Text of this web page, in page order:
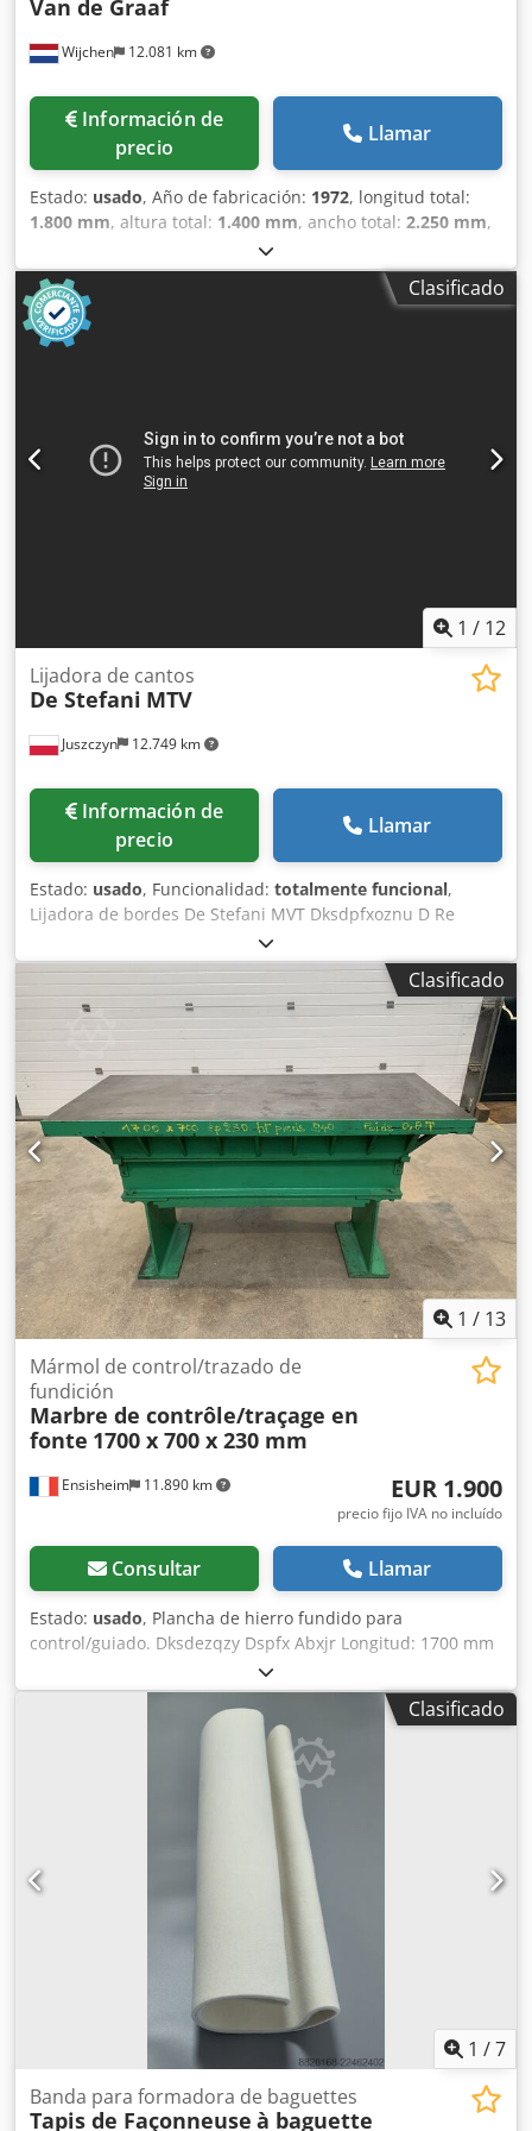
Wijchen 12.081 km
Van de Graaf
Información de
precio
Llamar
Estado: usado, Año de fabricación: 1972, longitud total:
1.800 mm, altura total: 1.400 mm, ancho total: 2.250 mm,
Color: Verde Peso en vacío: 2000 kg Precio: Consultar - Año
de fabricación: 1972 - Documentación disponible: No -
Certificado CE: No Dedozm N Riopfx Abxjkr - Sistema de
control: Convencional - Dimensiones de transporte: 1800
mm x 2250 mm x 1400 mm (largo x ancho x alto) - Peso de
deducible para las empresas Entrega y aceptación de
vehículos usados posibles en cualquier momento para
todos los productos de la industria Lukas van Rossum
Clasificado
1 / 12
Juszczyn 12.749 km
Lijadora de cantos
De Stefani MTV
Información de
precio
Llamar
Estado: usado, Funcionalidad: totalmente funcional,
Lijadora de bordes De Stefani MVT Dksdpfxoznu D Re
Abxor 1 unidad de lijado Altura máxima de la pieza: 100
mm Motor de la unidad de lijado: 2,5 kW Unidad de lijado
con sistema de autoafilado Ajuste manual de la unidad de
lijado Ajuste manual del ángulo de la unidad Unidad de
lijado con oscilación Velocidad de avance regulable
mediante variador Motor de avance de 0,74 kW
Clasificado
1 / 13
Ensisheim 11.890 km
Mármol de control/trazado de
fundición
Marbre de contrôle/traçage en
fonte 1700 x 700 x 230 mm
EUR 1.900
precio fijo IVA no incluído
Consultar Llamar
Estado: usado, Plancha de hierro fundido para
control/guiado. Dksdezqzy Dspfx Abxjr Longitud: 1700 mm
Anchura: 700 mm Grosor: 230 mm Altura sobre los apoyos:
940 mm Peso: 0,8 toneladas
Clasificado
1 /7
Banda para formadora de baguettes
Tapis de Façonneuse à baguette